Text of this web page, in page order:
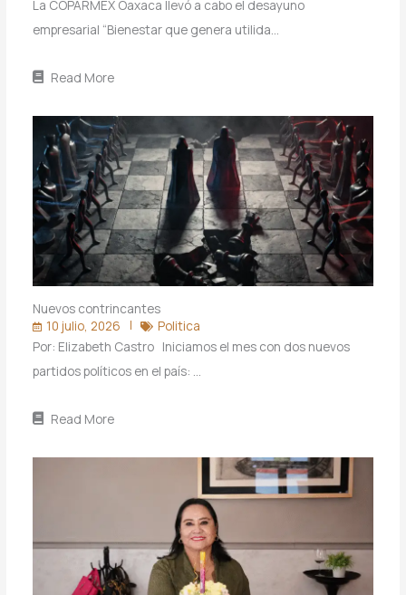
La COPARMEX Oaxaca llevó a cabo el desayuno
empresarial “Bienestar que genera utilida…
Read More
Nuevos contrincantes
10 julio, 2026
Politica
Por: Elizabeth Castro Iniciamos el mes con dos nuevos
partidos políticos en el país: …
Read More